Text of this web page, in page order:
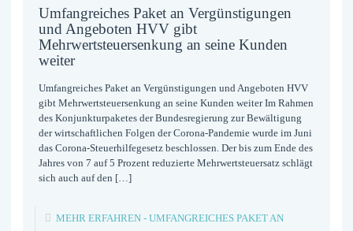
Umfangreiches Paket an Vergünstigungen
und Angeboten HVV gibt
Mehrwertsteuersenkung an seine Kunden
weiter
Umfangreiches Paket an Vergünstigungen und Angeboten HVV
gibt Mehrwertsteuersenkung an seine Kunden weiter Im Rahmen
des Konjunkturpaketes der Bundesregierung zur Bewältigung
der wirtschaftlichen Folgen der Corona-Pandemie wurde im Juni
das Corona-Steuerhilfegesetz beschlossen. Der bis zum Ende des
Jahres von 7 auf 5 Prozent reduzierte Mehrwertsteuersatz schlägt
sich auch auf den […]
MEHR ERFAHREN- UMFANGREICHES PAKET AN